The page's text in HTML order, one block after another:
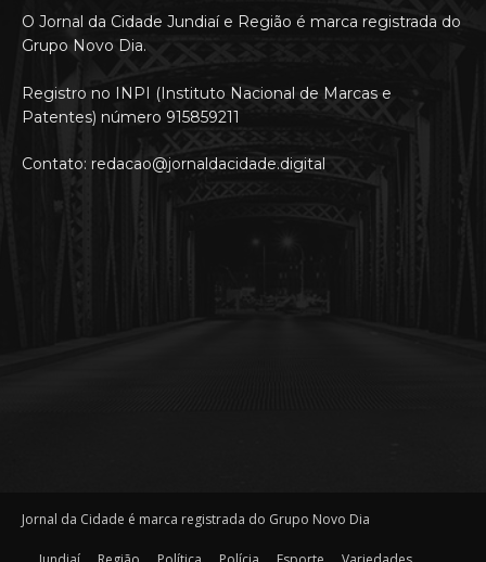
O Jornal da Cidade Jundiaí e Região é marca registrada do
Grupo Novo Dia.
Registro no INPI (Instituto Nacional de Marcas e
Patentes) número 915859211
Contato: redacao@jornaldacidade.digital
Jornal da Cidade é marca registrada do Grupo Novo Dia